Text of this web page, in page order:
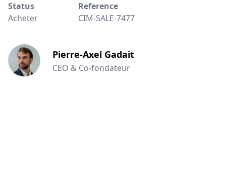
Status
Acheter
Reference
CIM-SALE-7477
Pierre-Axel Gadait
CEO & Co-fondateur